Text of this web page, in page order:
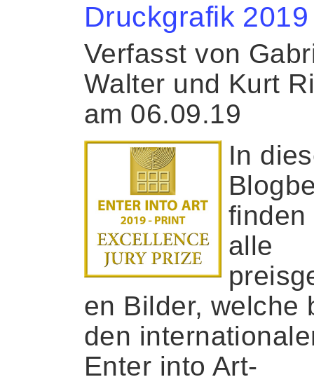
Druckgrafik 2019
Verfasst von
Walter und Kurt
am 06.09.19
In
finden
alle
en Bilder, welche
den
Enter into Art-